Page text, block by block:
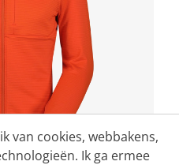
van cookies, webbakens,
Ik ga ermee